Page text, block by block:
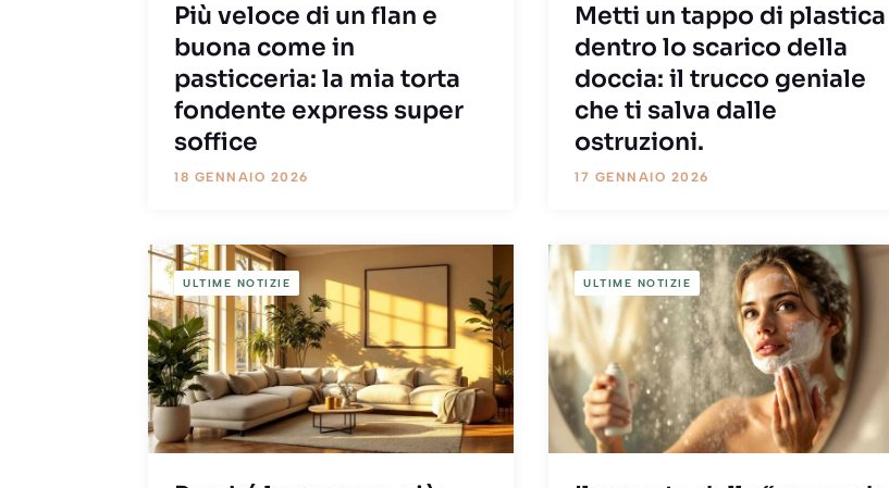
Più veloce di un flan e
buona come in
pasticceria: la mia torta
fondente express super
soffice
18 GENNAIO 2026
Metti un tappo di plastica
dentro lo scarico della
doccia: il trucco geniale
che ti salva dalle
ostruzioni.
17 GENNAIO 2026
ULTIME NOTIZIE ULTIME NOTIZIE